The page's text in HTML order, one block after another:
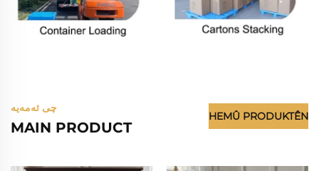
چی ئەمەیە
MAIN PRODUCT
HEMÛ PRODUKTÊN